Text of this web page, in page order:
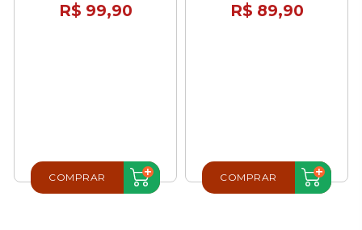
R$ 99,90
COMPRAR
R$ 89,90
COMPRAR